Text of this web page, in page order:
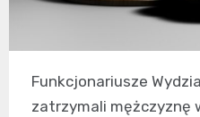
Funkcjonariusze
zatrzymali mężczyznę